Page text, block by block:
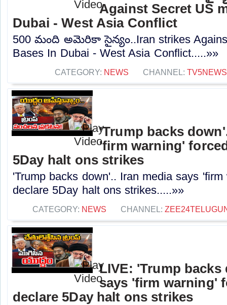
Against Secret US
Dubai - West Asia Conflict
500 మంది అమెరికా సైన్యం..Iran strikes
Bases In Dubai - West Asia Conflict.....»»
CATEGORY: NEWS CHANNEL: TV5NEWS
'Trump backs
'firm warning'
5Day halt ons strikes
'Trump backs down'.. Iran media says
declare 5Day halt ons strikes.....»»
CATEGORY: NEWS CHANNEL:
LIVE: 'Trump backs
says 'firm warning'
declare 5Day halt ons strikes